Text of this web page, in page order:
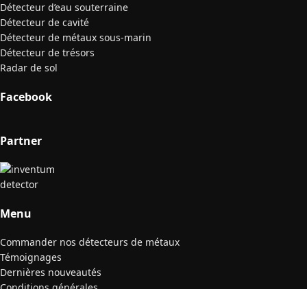
Détecteur d’eau souterraine
Détecteur de cavité
Détecteur de métaux sous-marin
Détecteur de trésors
Radar de sol
Facebook
Partner
Menu
Commander nos détecteurs de métaux
Témoignages
Dernières nouveautés